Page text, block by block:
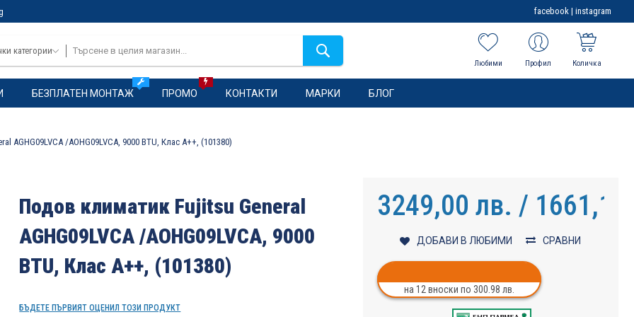
facebook | instagram
категории
Любими Профил Количка
БЕЗПЛАТЕН МОНТАЖ ПРОМО КОНТАКТИ МАРКИ БЛОГ
AGHG09LVCA /AOHG09LVCA, 9000 BTU, Клас A++, (101380)
Подов климатик Fujitsu General
AGHG09LVCA /AOHG09LVCA, 9000
BTU, Клас A++, (101380)
БЪДЕТЕ ПЪРВИЯТ ОЦЕНИЛ ТОЗИ ПРОДУКТ
3249,00 лв. / 1661,19
ДОБАВИ В ЛЮБИМИ СРАВНИ
на 12 вноски по 300.98 лв.